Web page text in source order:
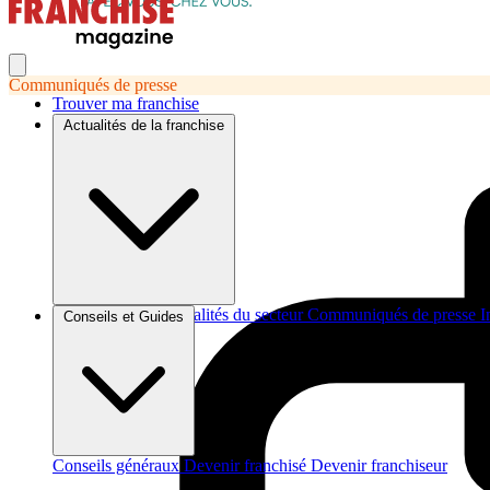
Trouver ma franchise
Actualités de la franchise
Brèves et actus Actualités du secteur Communiqués de presse
Conseils et Guides
Conseils généraux Devenir franchisé Devenir franchiseur
Communiqués de presse